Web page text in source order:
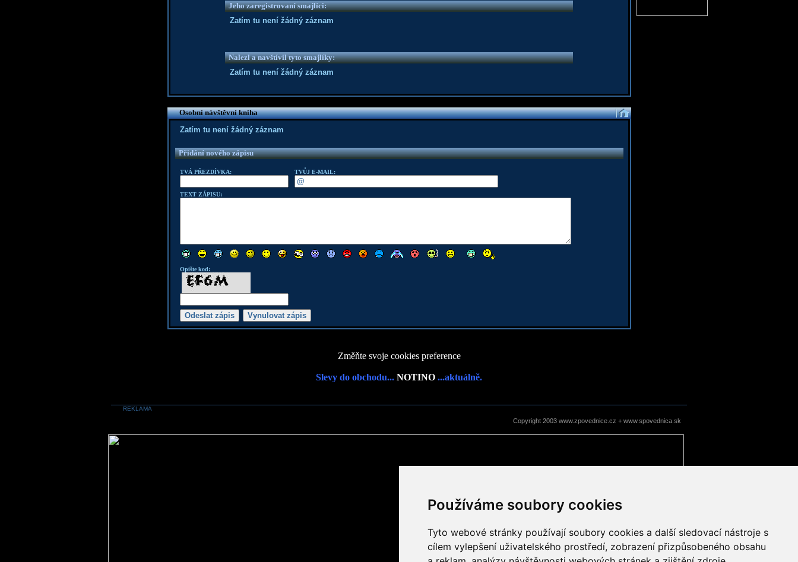
Používáme soubory cookies
Tyto webové stránky používají soubory cookies a další sledovací nástroje s
cílem vylepšení uživatelského prostředí, zobrazení přizpůsobeného obsahu
Jeho zaregistrovaní smajlíci:
Zatím tu není žádný záznam
Nalezl a navštívil tyto smajlíky:
Zatím tu není žádný záznam
Osobní návštěvní kniha
Zatím tu není žádný záznam
Přidání nového zápisu
TVÁ PŘEZDÍVKA: TVŮJ E-MAIL:
TEXT ZÁPISU:
Opište kod:
Změňte svoje cookies preference
Slevy do obchodu... NOTINO ...aktuálně.
REKLAMA
Copyright 2003 www.zpovednice.cz + www.spovednica.sk